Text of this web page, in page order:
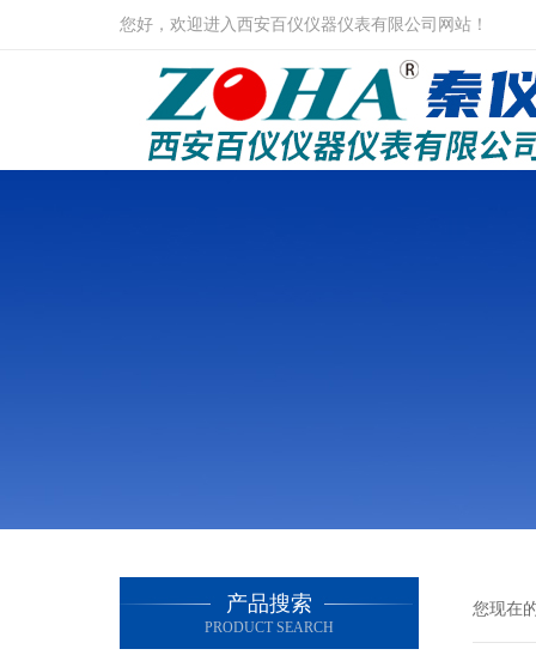
您好，欢迎进入西安百仪仪器仪表有限公司网站！
产品搜索
PRODUCT SEARCH
您现在